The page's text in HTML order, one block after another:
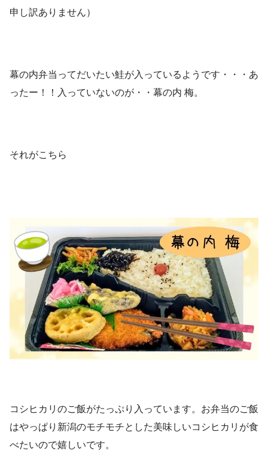
申し訳ありません）
幕の内弁当ってだいたい鮭が入っているようです・・・あ
ったー！！入っていないのが・・幕の内 梅。
それがこちら
コシヒカリのご飯がたっぷり入っています。お弁当のご飯
はやっぱり新潟のモチモチとした美味しいコシヒカリが食
べたいので嬉しいです。